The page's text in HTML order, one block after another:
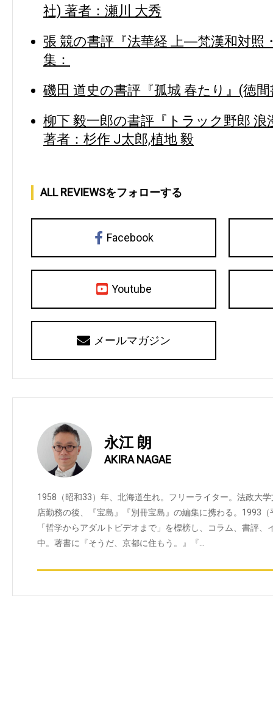
社) 著者：瀬川 大秀
張 競の書評『法華経 上―梵漢和対照
集：
磯田 道史の書評『孤城 春たり』(徳
柳下 毅一郎の書評『トラック野郎
著者：杉作 J太郎,植地 毅
ALL REVIEWSをフォローする
Facebook
Youtube
メールマガジン
永江 朗
AKIRA NAGAE
1958（昭和33）年、北海道生れ。フリーライター。法政大
店勤務の後、『宝島』『別冊宝島』の編集に携わる。1993
「哲学からアダルトビデオまで」を標榜し、コラム、書評
中。著書に『そうだ、京都に住もう。』『…